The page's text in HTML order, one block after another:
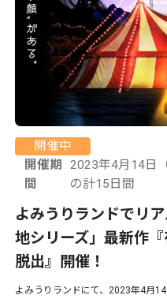
開催中
開催期
間
2023年4月14日
の計15日間
よみうりランドでリ
地シリーズ」最新作
脱出』開催！
よみうりランドにて、2023年4月